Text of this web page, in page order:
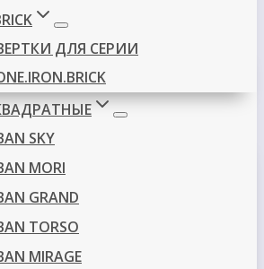
ДЛЯ СЕРИИ
SKY
MORI
GRAND
TORSO
MIRAGE